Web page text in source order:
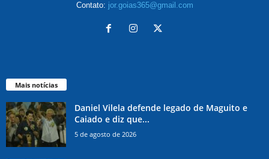
Contato: jor.goias365@gmail.com
Mais notícias
Daniel Vilela defende legado de Maguito e
Caiado e diz que...
5 de agosto de 2026